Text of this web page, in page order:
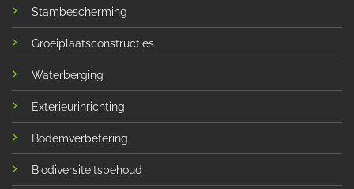
Stambescherming
Groeiplaatsconstructies
Waterberging
Exterieurinrichting
Bodemverbetering
Biodiversiteitsbehoud